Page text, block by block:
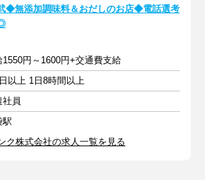
◆無添加調味料＆おだしのお店◆電話選考
1550円～1600円+交通費支給
以上 1日8時間以上
社員
駅
ク株式会社の求人一覧を見る